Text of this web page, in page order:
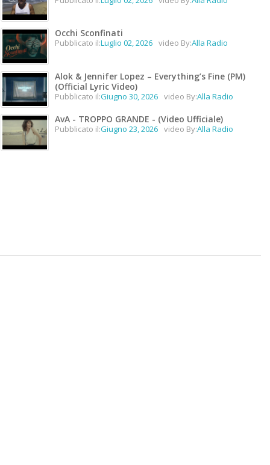
Occhi Sconfinati
Pubblicato il:Luglio 02, 2026 video By:Alla Radio
Alok & Jennifer Lopez – Everything’s Fine (PM)
(Official Lyric Video)
Pubblicato il:Giugno 30, 2026 video By:Alla Radio
AvA - TROPPO GRANDE - (Video Ufficiale)
Pubblicato il:Giugno 23, 2026 video By:Alla Radio